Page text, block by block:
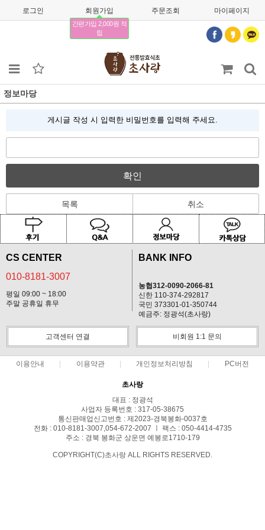
로그인 회원가입
간편가입 2,000원 적
립
주문조회 마이페이지
정보마당
게시글 작성 시 입력한 비밀번호를 입력해 주세요.
확인
목록 취소
CS CENTER
010-8181-3007
평일 09:00 ~ 18:00
주말 공휴일 휴무
BANK INFO
농협312-0090-2066-81
신한 110-374-292817
국민 373301-01-350744
예금주: 정광석(초사랑)
고객센터 연결 비회원 1:1 문의
이용안내 이용약관 개인정보처리방침 PC버전
초사랑
대표 : 정광석
사업자 등록번호 : 317-05-38675
통신판매업신고번호 : 제2023-경북봉화-0037호
전화 : 010-8181-3007,054-672-2007 ㅣ 팩스 : 050-4414-4735
주소 : 경북 봉화군 상운면 예봉로1710-179
COPYRIGHT(C)초사랑 ALL RIGHTS RESERVED.